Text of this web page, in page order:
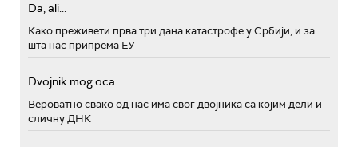
Da, ali...
Како преживети прва три дана катастрофе у Србији, и за
шта нас припрема ЕУ
Dvojnik mog oca
Вероватно свако од нас има свог двојника са којим дели и
сличну ДНК